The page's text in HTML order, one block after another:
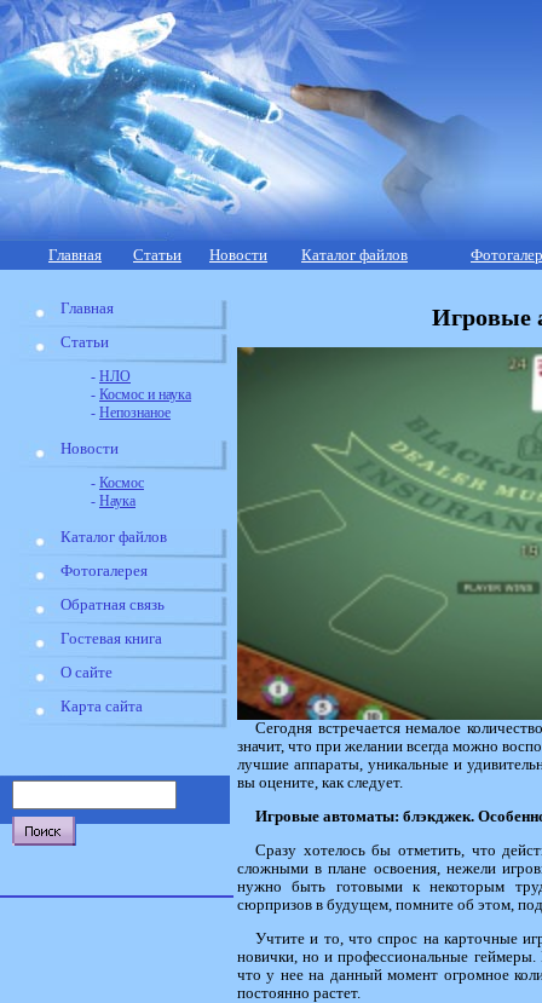
Главная Статьи Новости Каталог файлов
Главная
Статьи
- НЛО
- Космос и наука
- Непознаное
Новости
- Космос
- Наука
Каталог файлов
Фотогалерея
Обратная связь
Гостевая книга
О сайте
Карта сайта
Игровые
Сегодня встречается немалое
значит, что при желании всегда можно
лучшие аппараты, уникальные и
вы оцените, как следует.
Игровые автоматы: блэкджек.
Сразу хотелось бы отметить, что
сложными в плане освоения, нежели
нужно быть готовыми к некоторым
сюрпризов в будущем, помните об этом,
Учтите и то, что спрос на карточные
новички, но и профессиональные
что у нее на данный момент огромное
постоянно растет.